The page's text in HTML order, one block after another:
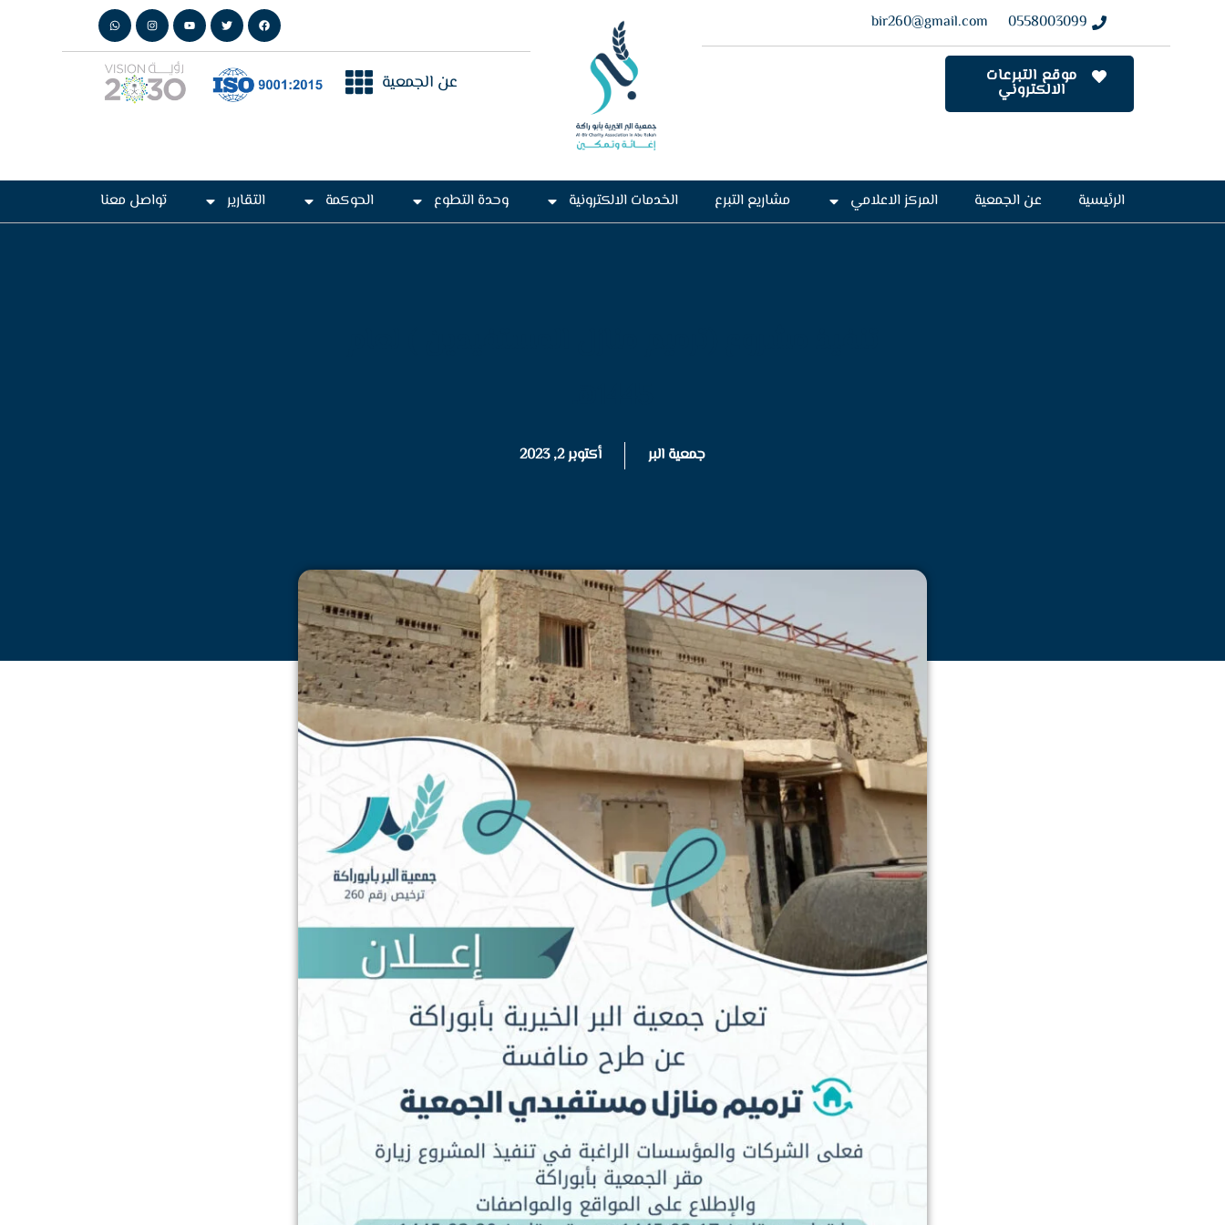
0558003099
bir260@gmail.com
موقع التبرعات
الالكتروني عن الجمعية
الرئيسية عن الجمعية المركز الاعلامي مشاريع التبرع الخدمات الالكترونية وحدة التطوع الحوكمة التقارير تواصل معنا
جمعية البر أكتوبر 2, 2023